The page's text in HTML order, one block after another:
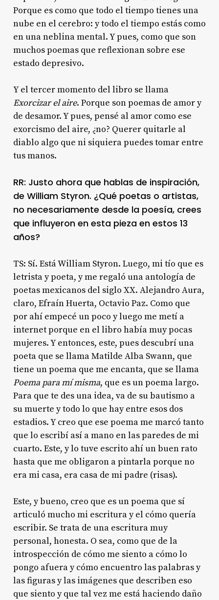
Porque es como que todo el tiempo tienes una
nube en el cerebro: y todo el tiempo estás como
en una neblina mental. Y pues, como que son
muchos poemas que reflexionan sobre ese
estado depresivo.
Y el tercer momento del libro se llama
Exorcizar el aire. Porque son poemas de amor y
de desamor. Y pues, pensé al amor como ese
exorcismo del aire, ¿no? Querer quitarle al
diablo algo que ni siquiera puedes tomar entre
tus manos.
RR: Justo ahora que hablas de inspiración,
de William Styron. ¿Qué poetas o artistas,
no necesariamente desde la poesía, crees
que influyeron en esta pieza en estos 13
años?
TS: Sí. Está William Styron. Luego, mi tío que es
letrista y poeta, y me regaló una antología de
poetas mexicanos del siglo XX. Alejandro Aura,
claro, Efraín Huerta, Octavio Paz. Como que
por ahí empecé un poco y luego me metí a
internet porque en el libro había muy pocas
mujeres. Y entonces, este, pues descubrí una
poeta que se llama Matilde Alba Swann, que
tiene un poema que me encanta, que se llama
Poema para mí misma, que es un poema largo.
Para que te des una idea, va de su bautismo a
su muerte y todo lo que hay entre esos dos
estadios. Y creo que ese poema me marcó tanto
que lo escribí así a mano en las paredes de mi
cuarto. Este, y lo tuve escrito ahí un buen rato
hasta que me obligaron a pintarla porque no
era mi casa, era casa de mi padre (risas).
Este, y bueno, creo que es un poema que sí
articuló mucho mi escritura y el cómo quería
escribir. Se trata de una escritura muy
personal, honesta. O sea, como que de la
introspección de cómo me siento a cómo lo
pongo afuera y cómo encuentro las palabras y
las figuras y las imágenes que describen eso
que siento y que tal vez me está haciendo daño